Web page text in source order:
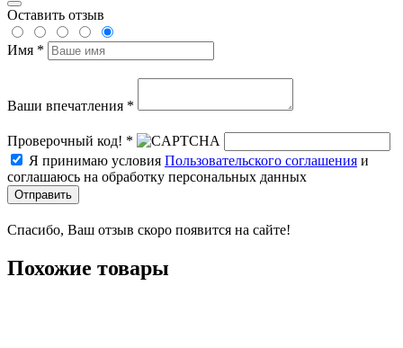
Оставить отзыв
Имя *
Ваши впечатления *
Проверочный код! *
Я принимаю условия Пользовательского соглашения и
соглашаюсь на обработку персональных данных
Отправить
Спасибо, Ваш отзыв скоро появится на сайте!
Похожие товары